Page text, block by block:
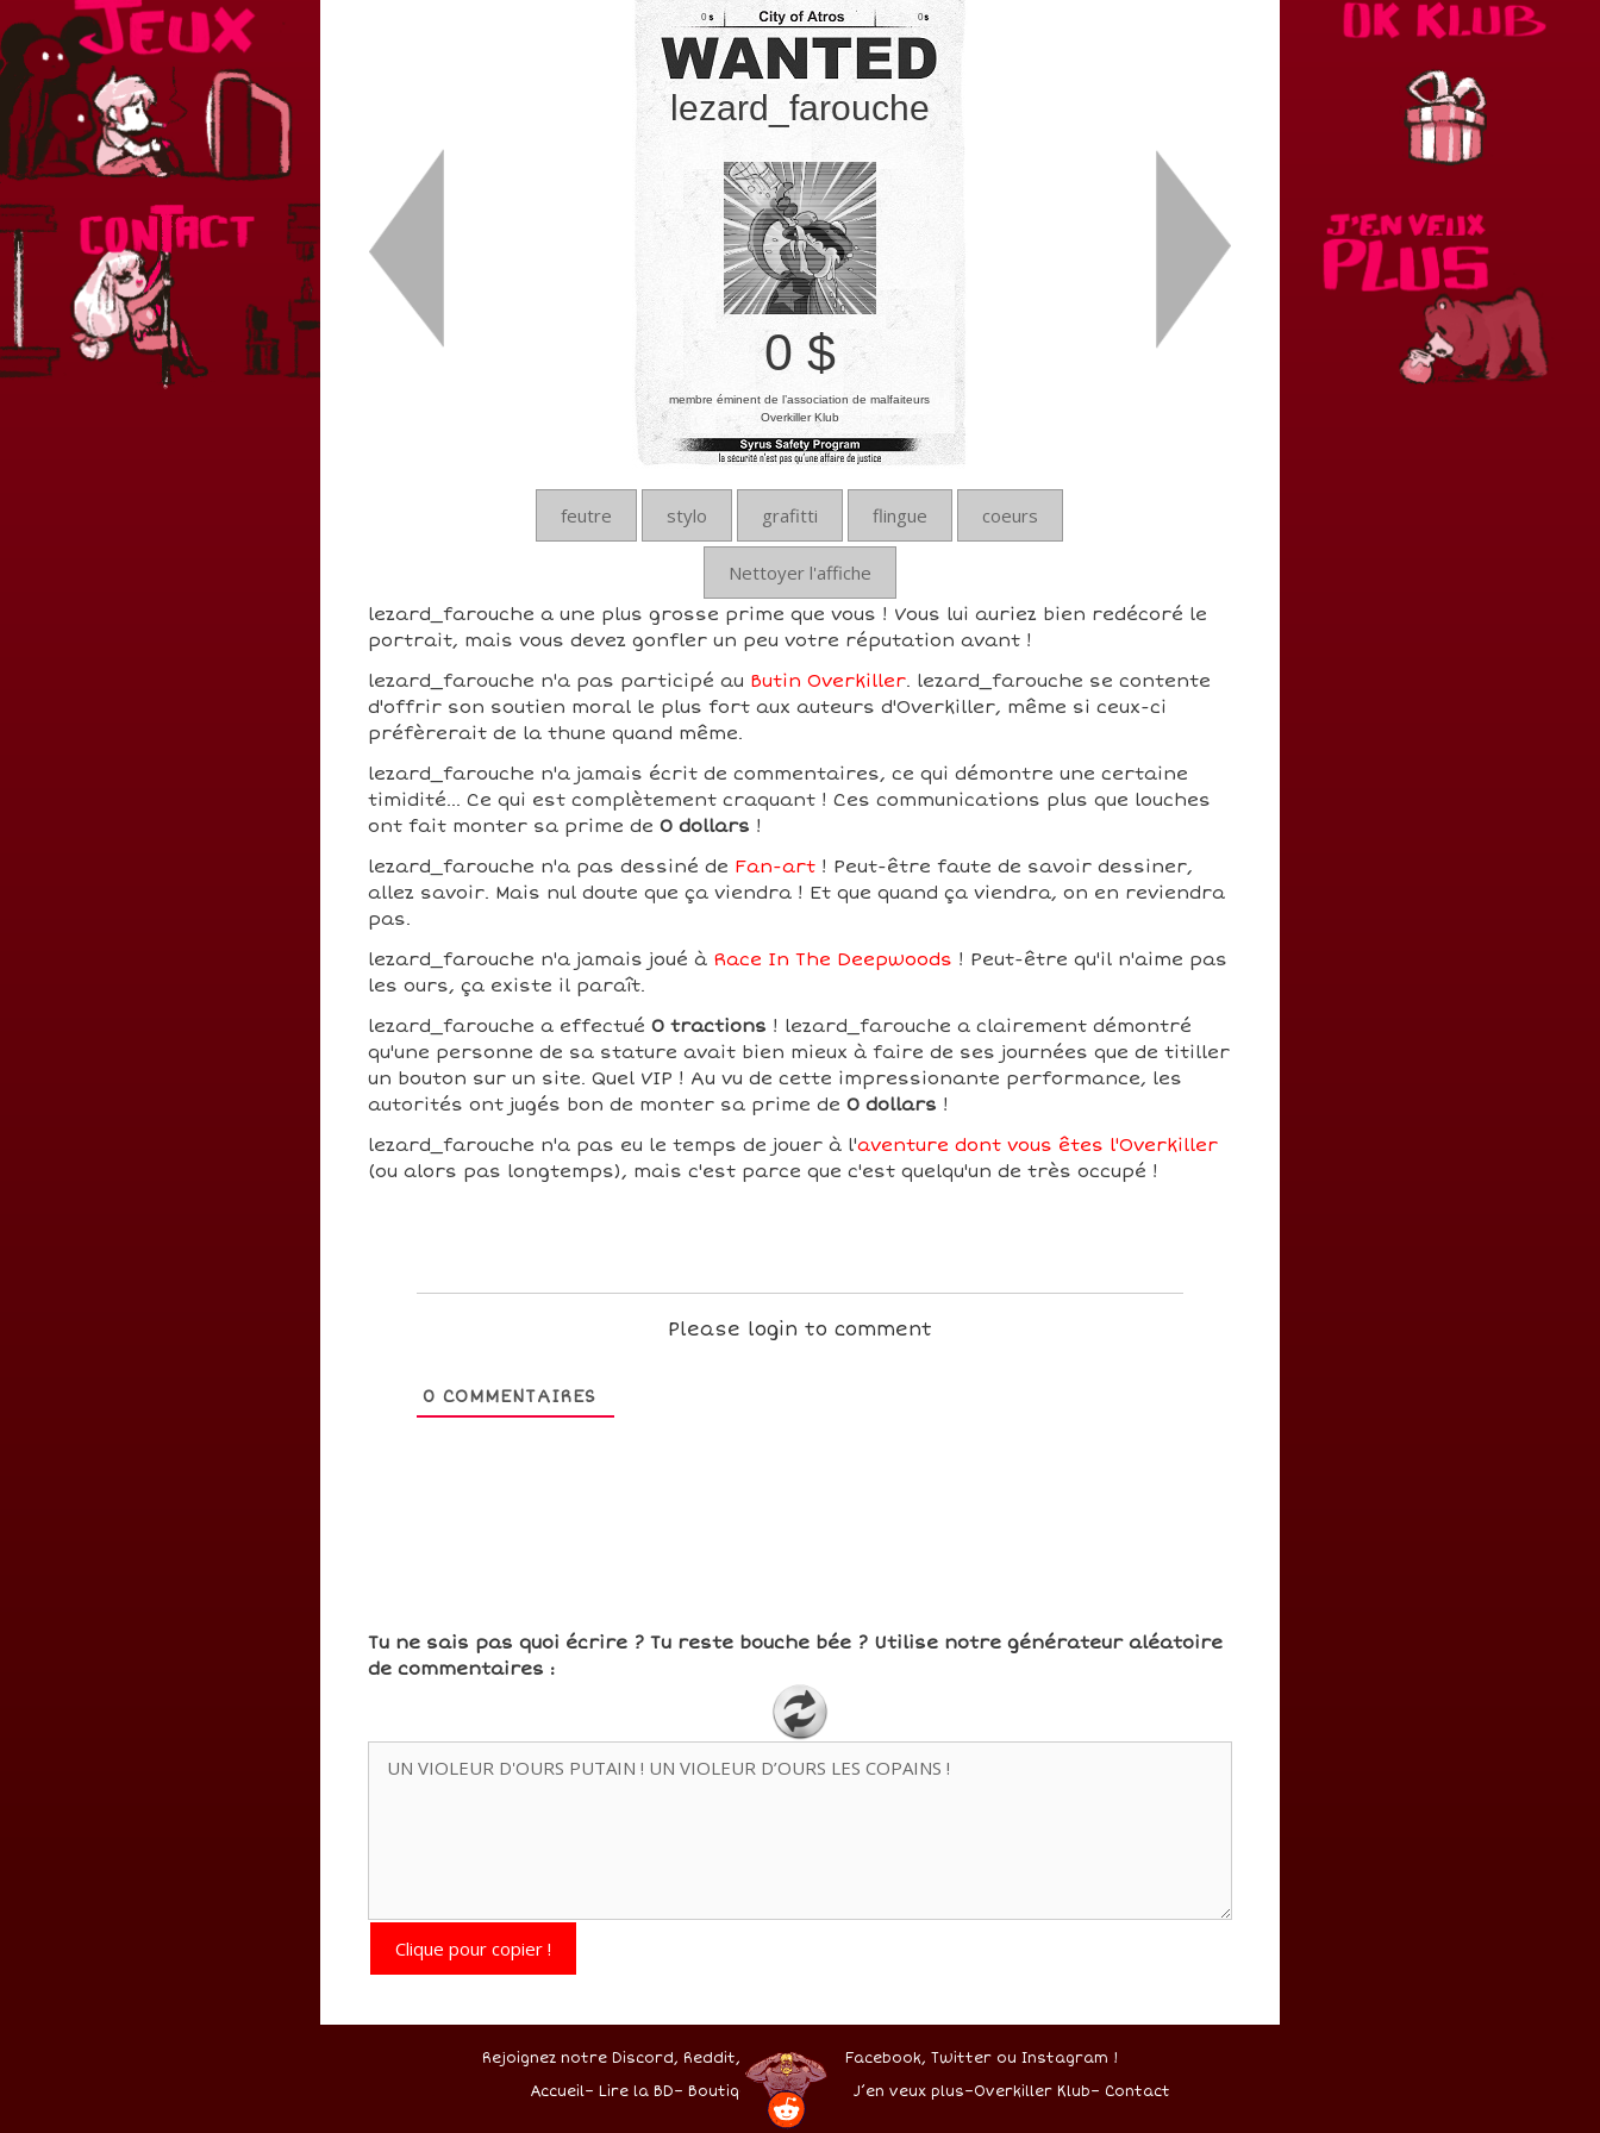
0
lezard_farouche
0
0 $
membre éminent de l’association de malfaiteurs
Overkiller Klub
feutre stylo grafitti flingue coeurs
Nettoyer l'affiche
lezard_farouche a une plus grosse prime que vous ! Vous lui auriez bien redécoré le
portrait, mais vous devez gonfler un peu votre réputation avant !
lezard_farouche n'a pas participé au Butin Overkiller. lezard_farouche se contente
d'offrir son soutien moral le plus fort aux auteurs d'Overkiller, même si ceux-ci
préfèrerait de la thune quand même.
lezard_farouche n'a jamais écrit de commentaires, ce qui démontre une certaine
timidité... Ce qui est complètement craquant ! Ces communications plus que louches
ont fait monter sa prime de 0 dollars !
lezard_farouche n'a pas dessiné de Fan-art! Peut-être faute de savoir dessiner,
allez savoir. Mais nul doute que ça viendra ! Et que quand ça viendra, on en reviendra
pas.
lezard_farouche n'a jamais joué à Race In The Deepwoods ! Peut-être qu'il n'aime pas
les ours, ça existe il paraît.
lezard_farouche a effectué 0 tractions ! lezard_farouche a clairement démontré
qu'une personne de sa stature avait bien mieux à faire de ses journées que de titiller
un bouton sur un site. Quel VIP ! Au vu de cette impressionante performance, les
autorités ont jugés bon de monter sa prime de 0 dollars !
lezard_farouche n'a pas eu le temps de jouer à l'aventure dont vous êtes l'Overkiller
(ou alors pas longtemps), mais c'est parce que c'est quelqu'un de très occupé !
Please login to comment
0 COMMENTAIRES
Tu ne sais pas quoi écrire ? Tu reste bouche bée ? Utilise notre générateur aléatoire
de commentaires :
Clique pour copier !
Rejoignez notre Discord, Reddit, Facebook, Twitter ou Instagram !
Accueil– Lire la BD– Boutique J’en veux plus–Overkiller Klub– Contact